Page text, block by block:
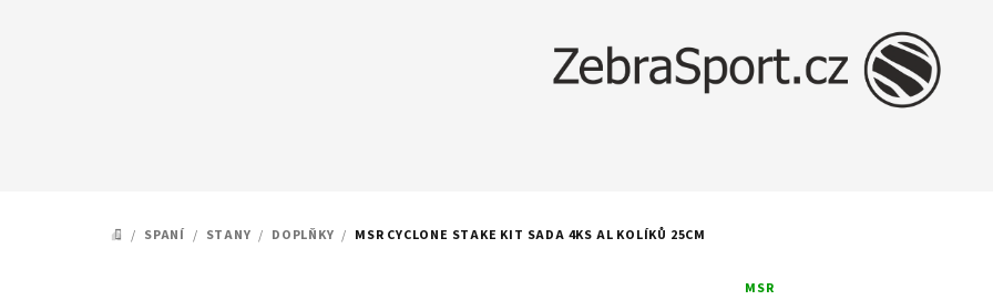
DOMŮ
/ SPANÍ / STANY / DOPLŇKY / MSR CYCLONE STAKE KIT SADA 4KS AL KOLÍKŮ 25CM
MSR